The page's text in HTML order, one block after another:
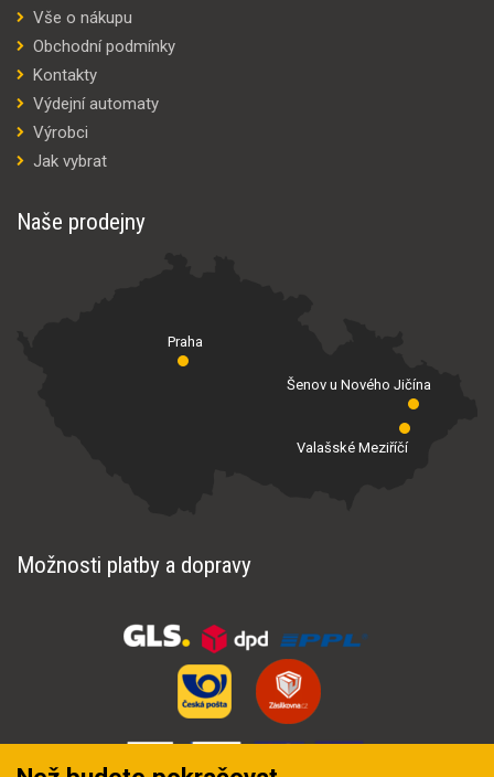
Vše o nákupu
Obchodní podmínky
Kontakty
Výdejní automaty
Výrobci
Jak vybrat
Naše prodejny
Praha
Valašské Meziříčí
Šenov u Nového Jičína
Možnosti platby a dopravy